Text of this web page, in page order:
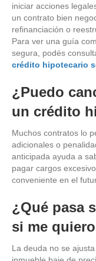
iniciar acciones
un contrato bien
refinanciación o
Para ver una guía
segura, podés
crédito hipotecario
¿Puedo
un crédito
Muchos contratos lo
adicionales o
anticipada ayuda a
pagar cargos
conveniente en el
¿Qué pasa
si me
La deuda no se